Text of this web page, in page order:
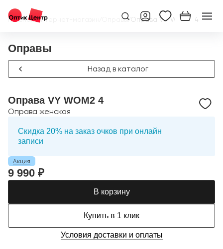
Главная/Интернет-магазин Оправы/Оправа VY WOM2 4
Оправы
Назад в каталог
Оправа VY WOM2 4
Оправа женская
Скидка 20% на заказ очков при онлайн
записи
Акция
9 990 ₽
В корзину
Купить в 1 клик
Условия доставки и оплаты